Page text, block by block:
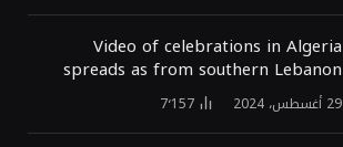
Video of celebrations in Algeria
spreads as from southern Lebanon
29 أغسطس، 2024 7٬157